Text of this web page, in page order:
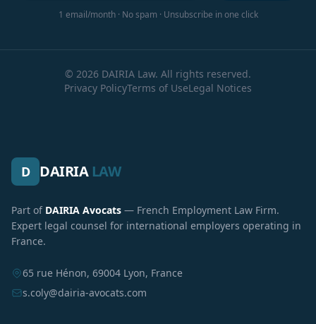
1 email/month · No spam · Unsubscribe in one click
© 2026 DAIRIA Law. All rights reserved.
Privacy PolicyTerms of UseLegal Notices
D DAIRIA LAW
Part of DAIRIA Avocats — French Employment Law Firm.
Expert legal counsel for international employers operating in
France.
65 rue Hénon, 69004 Lyon, France
s.coly@dairia-avocats.com